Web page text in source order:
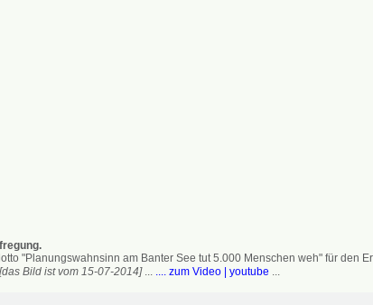
"Planungswahnsinn am Banter See tut 5.000 Menschen weh" für den
[das Bild ist vom 15-07-2014]... .... zum Video | youtube ...